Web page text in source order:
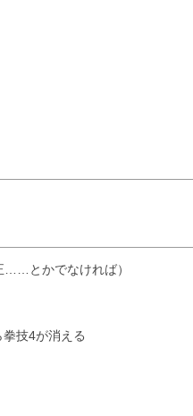
……とかでなければ）
技4が消える